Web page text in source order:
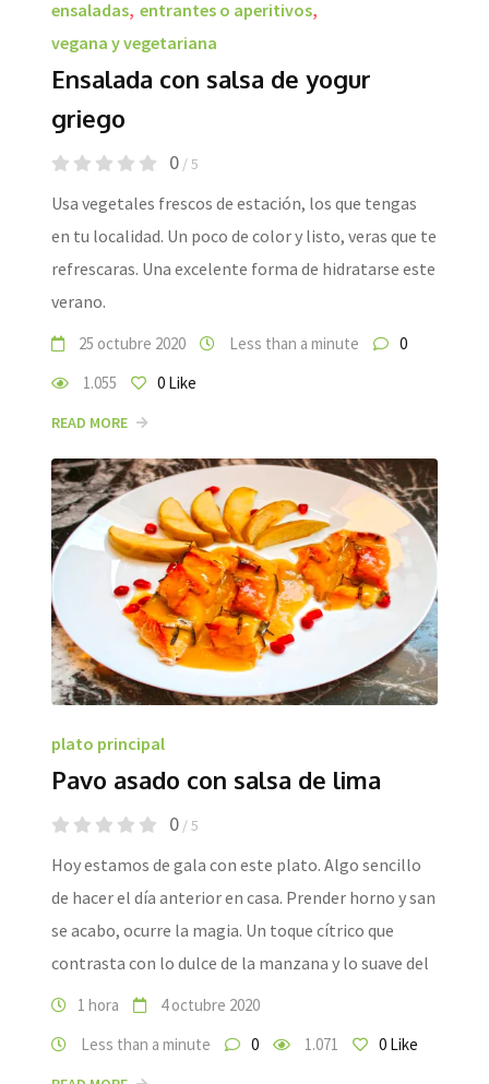
ensaladas, entrantes o aperitivos,
vegana y vegetariana
Ensalada con salsa de yogur
griego
0 / 5
Usa vegetales frescos de estación, los que tengas
en tu localidad. Un poco de color y listo, veras que te
refrescaras. Una excelente forma de hidratarse este
verano.
25 octubre 2020 Less than a minute
0
1.055
0 Like
READ MORE
plato principal
Pavo asado con salsa de lima
0 / 5
Hoy estamos de gala con este plato. Algo sencillo
de hacer el día anterior en casa. Prender horno y san
se acabo, ocurre la magia. Un toque cítrico que
contrasta con lo dulce de la manzana y lo suave del
1 hora
4 octubre 2020
Less than a minute
0 1.071 0 Like